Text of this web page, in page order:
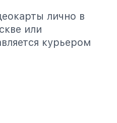
лично в
или
курьером